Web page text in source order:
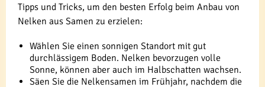
Tipps und Tricks, um den besten Erfolg beim Anbau von
Nelken aus Samen zu erzielen:
Wählen Sie einen sonnigen Standort mit gut
durchlässigem Boden. Nelken bevorzugen volle
Sonne, können aber auch im Halbschatten wachsen.
Säen Sie die Nelkensamen im Frühjahr, nachdem die